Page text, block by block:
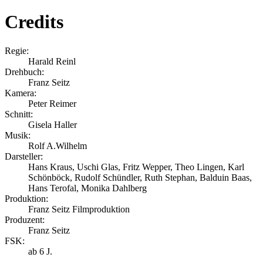
Credits
Regie:
Harald Reinl
Drehbuch:
Franz Seitz
Kamera:
Peter Reimer
Schnitt:
Gisela Haller
Musik:
Rolf A.Wilhelm
Darsteller:
Hans Kraus, Uschi Glas, Fritz Wepper, Theo Lingen, Karl
Schönböck, Rudolf Schündler, Ruth Stephan, Balduin Baas,
Hans Terofal, Monika Dahlberg
Produktion:
Franz Seitz Filmproduktion
Produzent:
Franz Seitz
FSK:
ab 6 J.